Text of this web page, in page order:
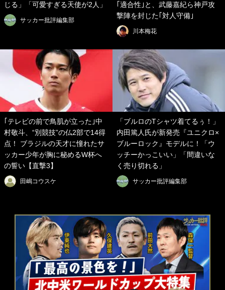
じる」「可愛すぎる天使が2人」
サッカー批評編集部
｢適合性｣と、武藤嘉紀ら神戸攻
撃陣を封じた｢対人守備｣
川本梅花
｢テレビの前で鳥肌が立った｣中
村敬斗、“別競技”の仏2部で14得
点！ ブラジルの天才に憧れたサ
ッカー少年が胸に秘めるW杯へ
の誓い【直撃3】
田嶋コウスケ
「ブルロのTシャツ着てるぅ！」
内田篤人氏が新発売『ユニクロ×
ブルーロック』モデルに！「ウ
ッチーかっこいい」「間違いな
く売り切れる」
サッカー批評編集部